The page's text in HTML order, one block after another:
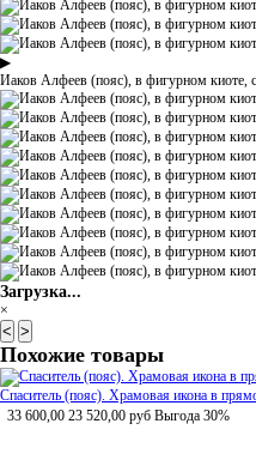
▶
Иаков Алфеев (пояс), в фигурном киоте,
Загрузка...
×
< >
Похожие товары
Спаситель (пояс). Храмовая икона в
33 600,00 23 520,00 руб Выгода 30%